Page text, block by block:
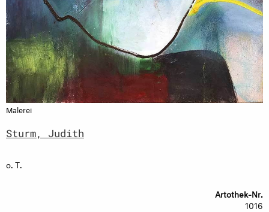
Malerei
Sturm, Judith
o. T.
Artothek-Nr.
1016